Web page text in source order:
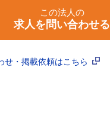
この法人の
求人を問い合わせる
せ・掲載依頼はこちら